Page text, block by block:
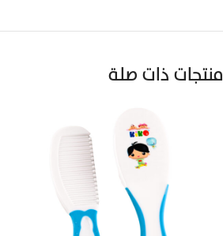
منتجات ذات صلة